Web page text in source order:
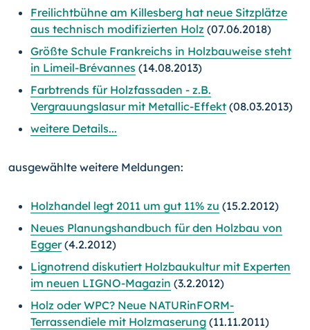
Freilichtbühne am Killesberg hat neue Sitzplätze
aus technisch modifizierten Holz (07.06.2018)
Größte Schule Frankreichs in Holzbauweise steht
in Limeil-Brévannes (14.08.2013)
Farbtrends für Holzfassaden - z.B.
Vergrauungslasur mit Metallic-Effekt (08.03.2013)
weitere Details...
ausgewählte weitere Meldungen:
Holzhandel legt 2011 um gut 11% zu (15.2.2012)
Neues Planungshandbuch für den Holzbau von
Egger(4.2.2012)
Lignotrend diskutiert Holzbaukultur mit Experten
im neuen LIGNO-Magazin (3.2.2012)
Holz oder WPC? Neue NATURinFORM-
Terrassendiele mit Holzmaserung (11.11.2011)